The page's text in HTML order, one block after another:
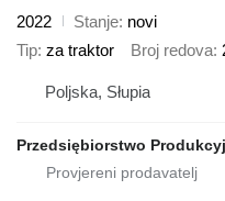
2022
Stanje novi
Tip za traktor Broj redova
Poljska, Słupia